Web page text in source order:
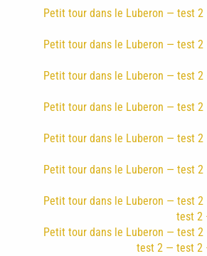
Petit tour dans le Luberon —
Petit tour dans le Luberon —
Petit tour dans le Luberon —
Petit tour dans le Luberon —
Petit tour dans le Luberon —
Petit tour dans le Luberon —
Petit tour dans le Luberon —
test 2
Petit tour dans le Luberon —
test 2 — test